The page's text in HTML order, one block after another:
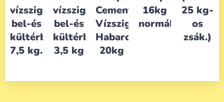
vízszig.
bel-és
kültérben
7,5 kg.
vízszig.
bel-és
kültérben
3,5 kg
Cementkötésű
Vízszigetelő
Habarcs
20kg
16kg
normál
25 kg-
os
zsák.)